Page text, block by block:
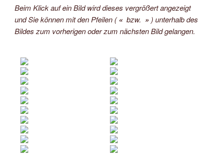
Beim Klick auf ein Bild wird dieses vergrößert angezeigt
und Sie können mit den Pfeilen (« bzw. » ) unterhalb des
Bildes zum vorherigen oder zum nächsten Bild gelangen.